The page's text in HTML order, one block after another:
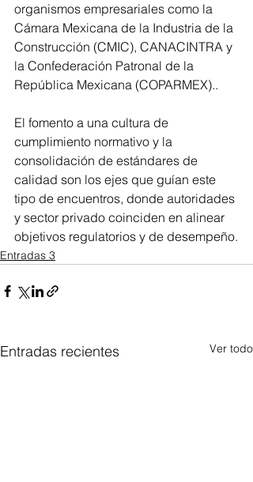
organismos empresariales como la
Cámara Mexicana de la Industria de la
Construcción (CMIC), CANACINTRA y
la Confederación Patronal de la
República Mexicana (COPARMEX)..
El fomento a una cultura de
cumplimiento normativo y la
consolidación de estándares de
calidad son los ejes que guían este
tipo de encuentros, donde autoridades
y sector privado coinciden en alinear
objetivos regulatorios y de desempeño.
Entradas 3
Entradas recientes Ver todo